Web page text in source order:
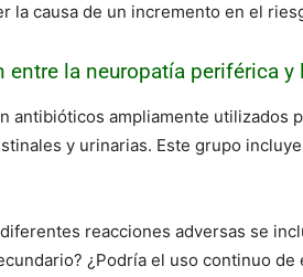
la causa de un incremento en el
entre la neuropatía periférica
antibióticos ampliamente utilizados
y urinarias. Este grupo
reacciones adversas se
¿Podría el uso continuo